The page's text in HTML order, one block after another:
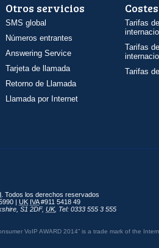
Otros servicios
SMS global
Números entrantes
Answering Service
Tarjeta de llamada
Retorno de Llamada
Llamada por Internet
Costes
Tarifas
Tarifas
Tarifas
. Todos los derechos reservados
| UK IVA#911 5418 49
S1 2DF, UK, Tel: 0333 555 3 555
VoIP AWARD 2014” is a trade mark of the